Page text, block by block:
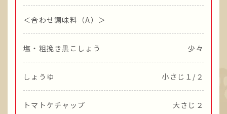
＜合わせ調味料（A）＞
塩・粗挽き黒こしょう 少々
しょうゆ 小さじ１/２
トマトケチャップ 大さじ２